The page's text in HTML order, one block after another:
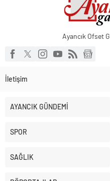
Ayancık Ofset
İletişim
AYANCIK GÜNDEMİ
SPOR
SAĞLIK